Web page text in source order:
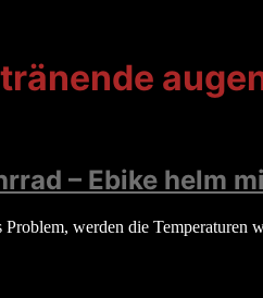
tränende
– Ebike helm
werden die